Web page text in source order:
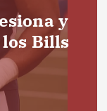
y
Bills